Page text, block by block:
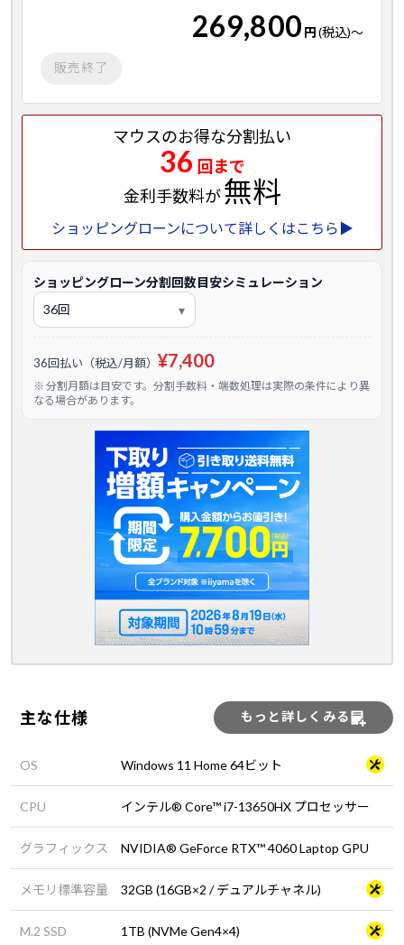
269,800 円(税込)～
販売終了
マウスのお得な分割払い
36 回まで
金利手数料が無料
ショッピングローンについて詳しくはこちら▶
ショッピングローン分割回数目安シミュレーション
36回払い（税込/月額） ¥7,400
※ 分割月額は目安です。分割手数料・端数処理は実際の条件により異
なる場合があります。
主な仕様 もっと詳しくみる
OS Windows 11 Home 64ビット
CPU インテル® Core™ i7-13650HX プロセッサー
グラフィックス NVIDIA® GeForce RTX™ 4060 Laptop GPU
メモリ標準容量 32GB (16GB×2 / デュアルチャネル)
M.2 SSD 1TB (NVMe Gen4×4)